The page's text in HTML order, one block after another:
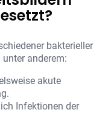
bakterieller
anderem:
akute
Infektionen der